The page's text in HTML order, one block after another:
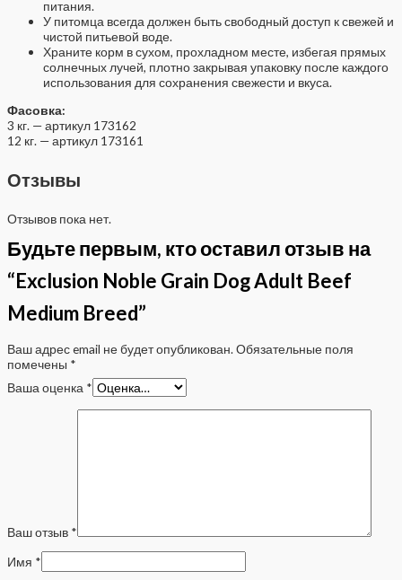
питания.
У питомца всегда должен быть свободный доступ к свежей и
чистой питьевой воде.
Храните корм в сухом, прохладном месте, избегая прямых
солнечных лучей, плотно закрывая упаковку после каждого
использования для сохранения свежести и вкуса.
Фасовка:
3 кг. — артикул 173162
12 кг. — артикул 173161
Отзывы
Отзывов пока нет.
Будьте первым, кто оставил отзыв на
“Exclusion Noble Grain Dog Adult Beef
Medium Breed”
Ваш адрес email не будет опубликован. Обязательные поля
помечены *
Ваша оценка *
Ваш отзыв *
Имя *